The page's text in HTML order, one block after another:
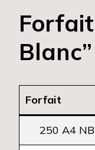
Blanc”
Forfait
250 A4 NB